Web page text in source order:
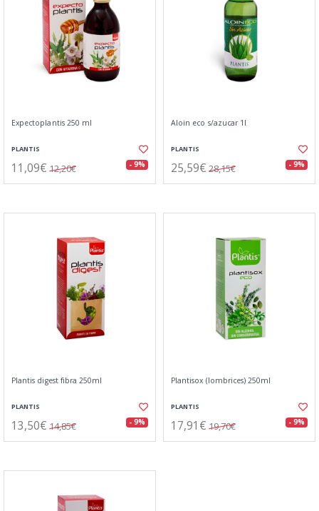
Expectoplantis 250 ml
PLANTIS
11,09€ 12,20€ - 9%
Aloin eco s/azucar 1l
PLANTIS
25,59€ 28,15€ - 9%
Plantis digest fibra 250ml
PLANTIS
13,50€ 14,85€ - 9%
Plantisox (lombrices) 250ml
PLANTIS
17,91€ 19,70€ - 9%